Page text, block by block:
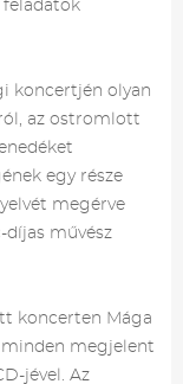
koncertjén olyan
az ostromlott
egy része
megérve
díjas művész
koncerten Mága
megjelent
jével. Az